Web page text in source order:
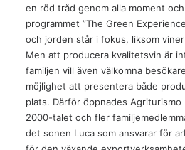
en röd tråd genom alla moment
programmet ”The Green
och jorden står i fokus, liksom
Men att producera kvalitetsvin är
familjen vill även välkomna
möjlighet att presentera både
plats. Därför öppnades Agriturismo
2000-talet och fler
det sonen Luca som ansvarar för